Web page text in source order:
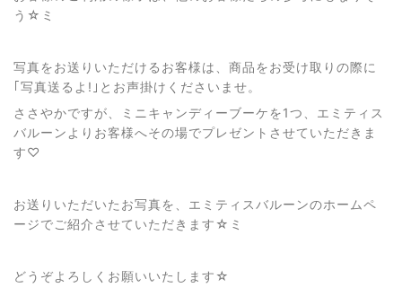
う☆ミ
写真をお送りいただけるお客様は、商品をお受け取りの際に
｢写真送るよ!｣とお声掛けくださいませ。
ささやかですが、ミニキャンディーブーケを1つ、エミティス
バルーンよりお客様へその場でプレゼントさせていただきま
す♡
お送りいただいたお写真を、エミティスバルーンのホームペ
ージでご紹介させていただきます☆ミ
どうぞよろしくお願いいたします☆